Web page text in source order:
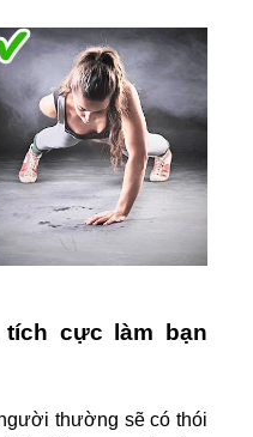
cực làm bạn
thường sẽ có thói